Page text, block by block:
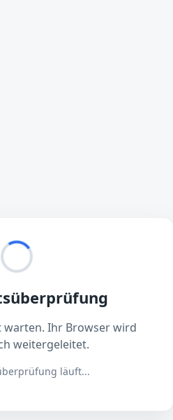
warten. Ihr Browser wird
weitergeleitet.
läuft...